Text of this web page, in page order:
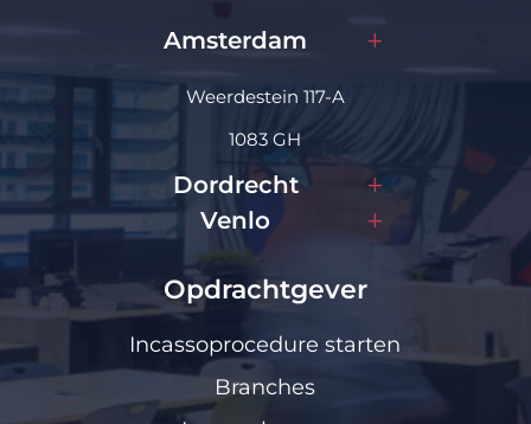
Amsterdam
Weerdestein 117-A
1083 GH
Dordrecht
Venlo
Opdrachtgever
Incassoprocedure starten
Branches